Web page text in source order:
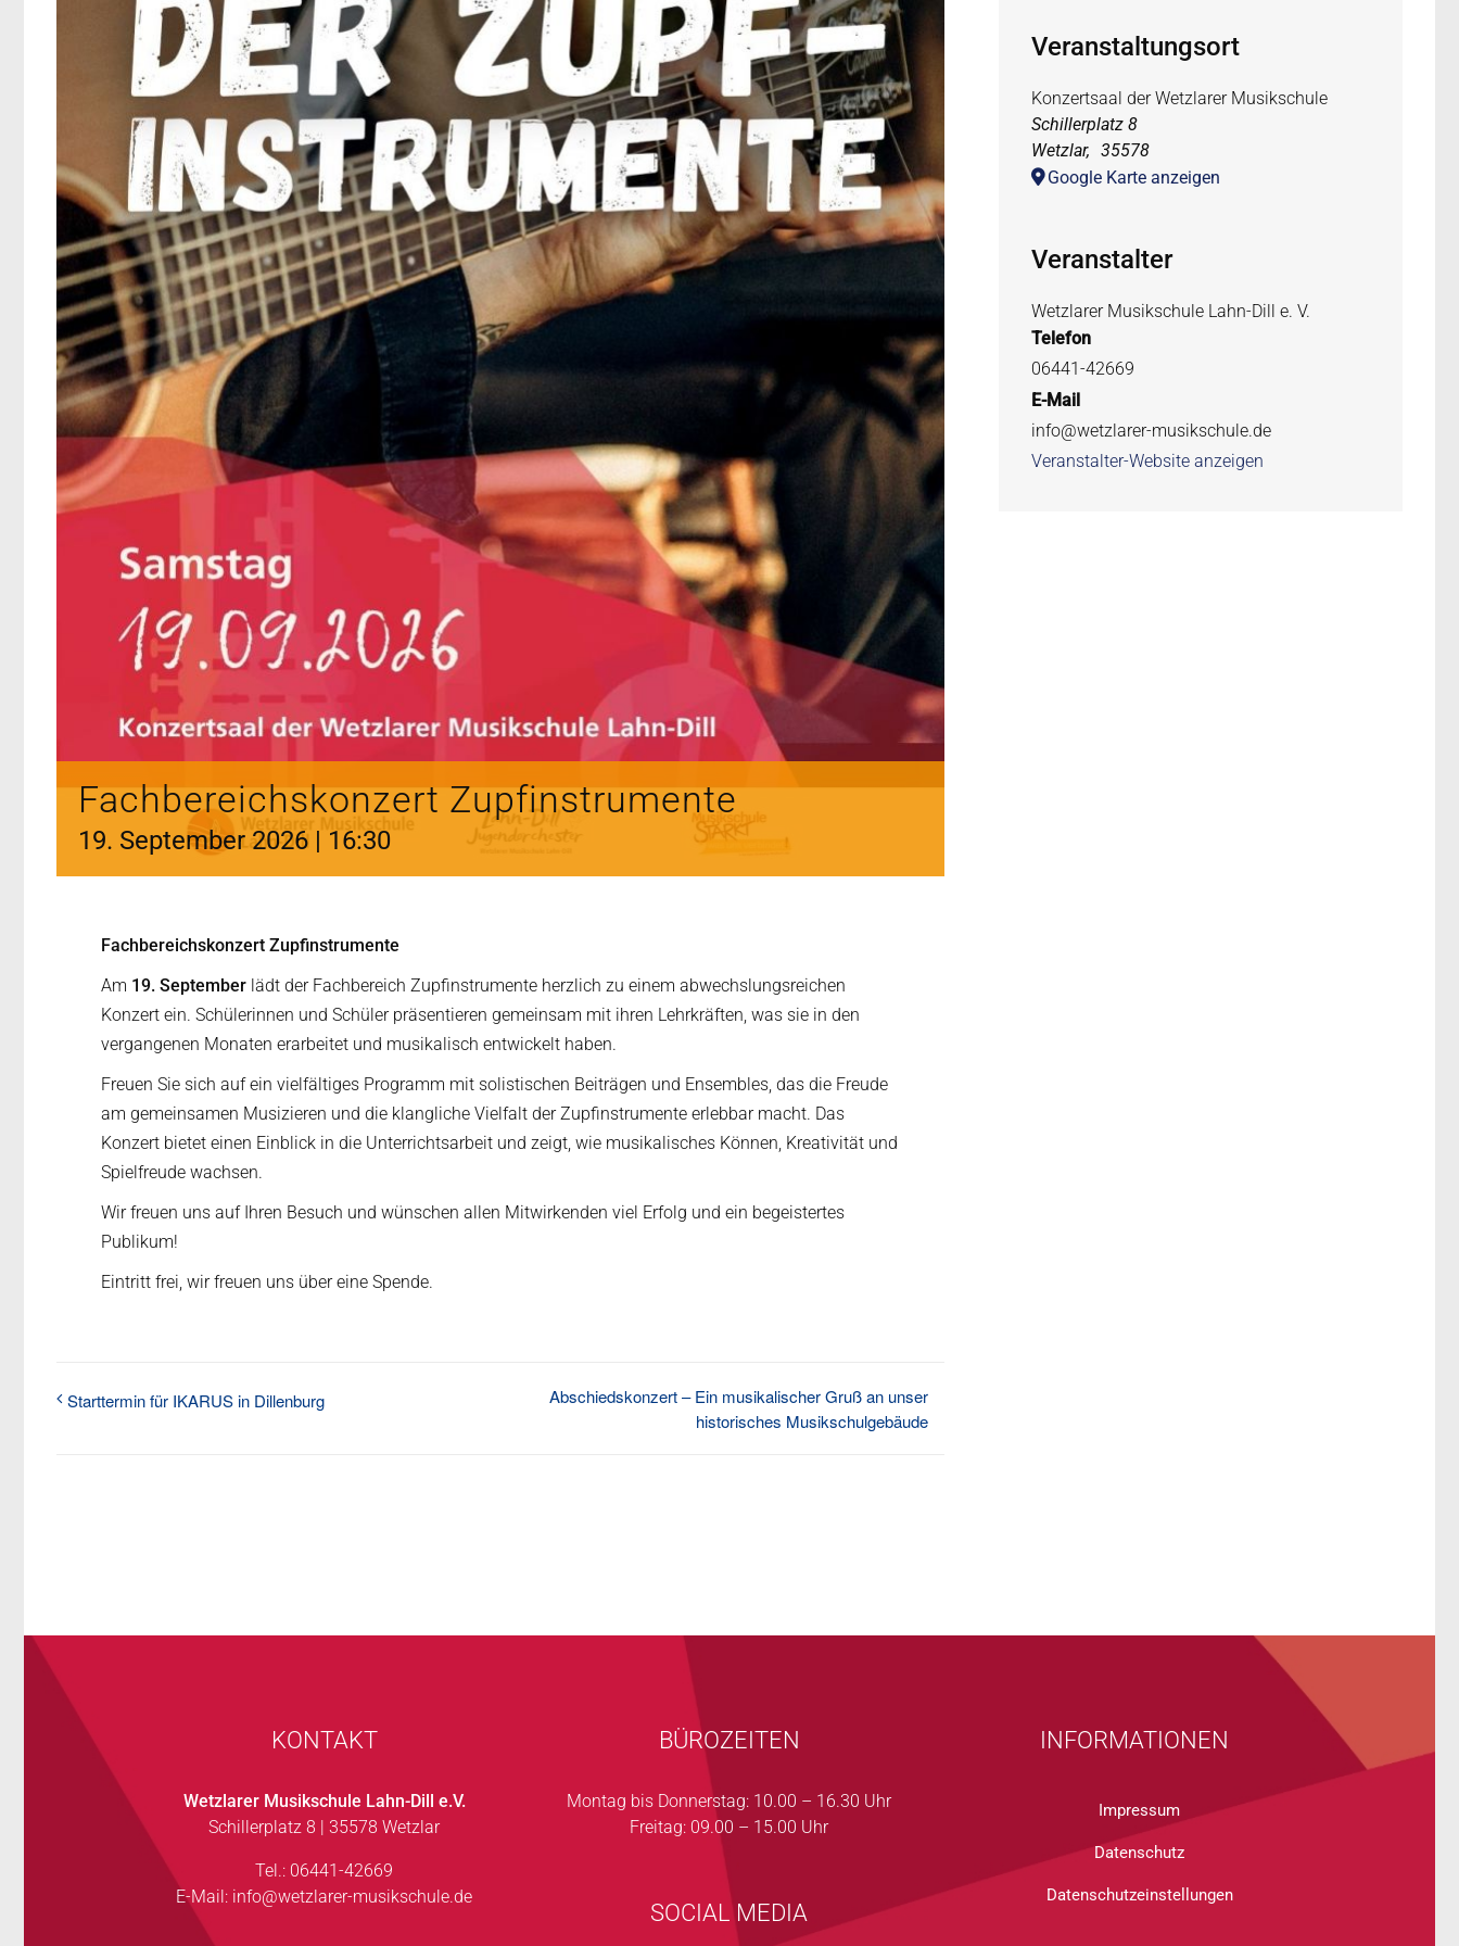
Fachbereichskonzert Zupfinstrumente
19. September 2026 | 16:30
Fachbereichskonzert Zupfinstrumente
Am 19. Septemberlädt der Fachbereich Zupfinstrumente herzlich zu einem abwechslungsreichen
Konzert ein. Schülerinnen und Schüler präsentieren gemeinsam mit ihren Lehrkräften, was sie in den
vergangenen Monaten erarbeitet und musikalisch entwickelt haben.
Freuen Sie sich auf ein vielfältiges Programm mit solistischen Beiträgen und Ensembles, das die Freude
am gemeinsamen Musizieren und die klangliche Vielfalt der Zupfinstrumente erlebbar macht. Das
Konzert bietet einen Einblick in die Unterrichtsarbeit und zeigt, wie musikalisches Können, Kreativität und
Spielfreude wachsen.
Wir freuen uns auf Ihren Besuch und wünschen allen Mitwirkenden viel Erfolg und ein begeistertes
Publikum!
Eintritt frei, wir freuen uns über eine Spende.
Starttermin für IKARUS in Dillenburg
Abschiedskonzert – Ein musikalischer Gruß an unser
historisches Musikschulgebäude
Veranstaltungsort
Konzertsaal der Wetzlarer Musikschule
Schillerplatz 8
Wetzlar, 35578
Google Karte anzeigen
Veranstalter
Wetzlarer Musikschule Lahn-Dill e. V.
Telefon
06441-42669
E-Mail
info@wetzlarer-musikschule.de
Veranstalter-Website anzeigen
KONTAKT
Wetzlarer Musikschule Lahn-Dill e.V.
Schillerplatz 8 | 35578 Wetzlar
Tel.: 06441-42669
E-Mail: info@wetzlarer-musikschule.de
BÜROZEITEN
Montag bis Donnerstag: 10.00 – 16.30 Uhr
Freitag: 09.00 – 15.00 Uhr
SOCIAL MEDIA
INFORMATIONEN
Impressum
Datenschutz
Datenschutzeinstellungen